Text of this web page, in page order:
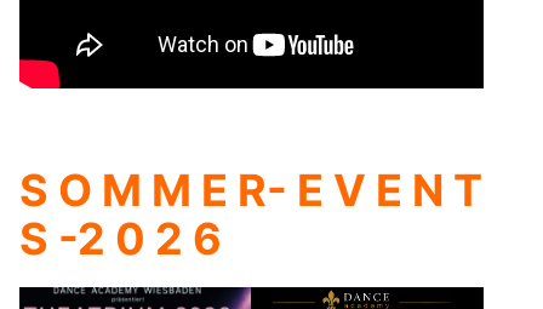
S O M M E R- E V E N T
S -2 0 2 6